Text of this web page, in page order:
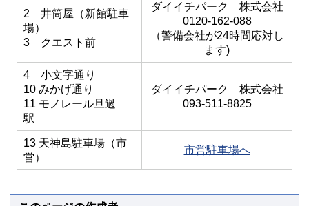
2 井筒屋（新館駐車
場）
3 クエスト前
ダイイチパーク 株式会社
0120-162-088
（警備会社が24時間応対し
ます)
4 小文字通り
10 みかげ通り
11 モノレール旦過
駅
ダイイチパーク 株式会社
093-511-8825
13 天神島駐車場（市
営）
市営駐車場へ